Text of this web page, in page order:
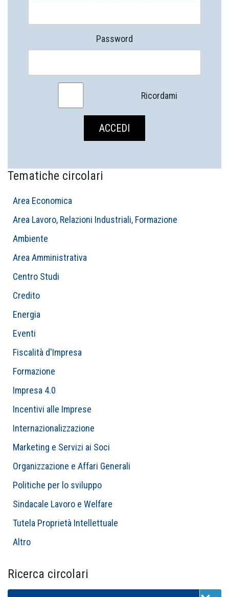
Password
Ricordami
Tematiche circolari
Area Economica
Area Lavoro, Relazioni Industriali, Formazione
Ambiente
Area Amministrativa
Centro Studi
Credito
Energia
Eventi
Fiscalità d'Impresa
Formazione
Impresa 4.0
Incentivi alle Imprese
Internazionalizzazione
Marketing e Servizi ai Soci
Organizzazione e Affari Generali
Politiche per lo sviluppo
Sindacale Lavoro e Welfare
Tutela Proprietà Intellettuale
Altro
Ricerca circolari